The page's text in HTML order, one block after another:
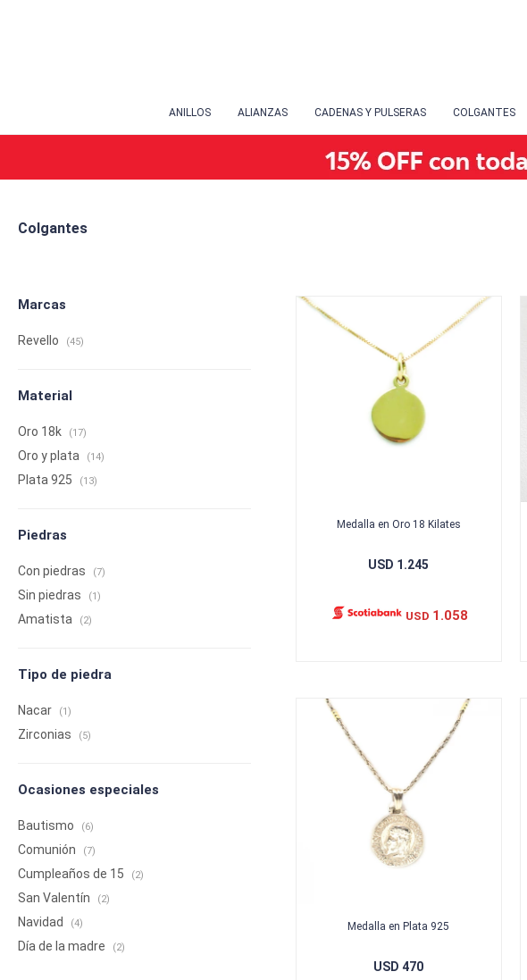
ANILLOS ALIANZAS CADENAS Y PULSERAS COLGANTES
Colgantes
Medalla en Oro 18 Kilates
USD 1.245
USD 1.058
Medalla en Plata 925
USD 470
Marcas
Revello (45)
Material
Oro 18k (17)
Oro y plata (14)
Plata 925 (13)
Piedras
Con piedras (7)
Sin piedras (1)
Amatista (2)
Tipo de piedra
Nacar (1)
Zirconias (5)
Ocasiones especiales
Bautismo (6)
Comunión (7)
Cumpleaños de 15 (2)
San Valentín (2)
Navidad (4)
Día de la madre (2)